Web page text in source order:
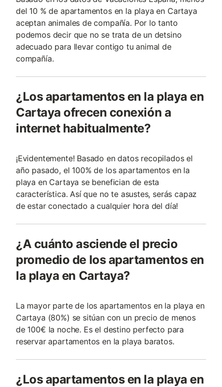
del 10 % de apartamentos en la playa en Cartaya
aceptan animales de compañía. Por lo tanto
podemos decir que no se trata de un detsino
adecuado para llevar contigo tu animal de
compañía.
¿Los apartamentos en la playa en
Cartaya ofrecen conexión a
internet habitualmente?
¡Evidentemente! Basado en datos recopilados el
año pasado, el 100% de los apartamentos en la
playa en Cartaya se benefician de esta
característica. Así que no te asustes, serás capaz
de estar conectado a cualquier hora del día!
¿A cuánto asciende el precio
promedio de los apartamentos en
la playa en Cartaya?
La mayor parte de los apartamentos en la playa en
Cartaya (80%) se sitúan con un precio de menos
de 100€ la noche. Es el destino perfecto para
reservar apartamentos en la playa baratos.
¿Los apartamentos en la playa en